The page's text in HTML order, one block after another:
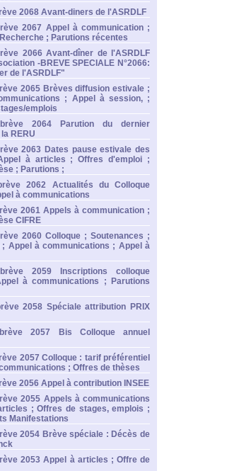
2068 Avant-diners de l'ASRDLF
2067 Appel à communication ;
; Parutions récentes
2066 Avant-dîner de l'ASRDLF
-BREVE SPECIALE N°2066:
de l'ASRDLF"
2065 Brèves diffusion estivale ;
; Appel à session, ;
emplois
2064 Parution du dernier
RERU
2063 Dates pause estivale des
à articles ; Offres d'emploi ;
; Parutions ;
2062 Actualités du Colloque
à communications
2061 Appels à communication ;
CIFRE
2060 Colloque ; Soutenances ;
; Appel à communications ; Appel à
2059 Inscriptions colloque
à communications ; Parutions
2058 Spéciale attribution PRIX
2057 Bis Colloque annuel
2057 Colloque : tarif préférentiel
; Offres de thèses
2056 Appel à contribution INSEE
2055 Appels à communications
; Offres de stages, emplois ;
Manifestations
2054 Brève spéciale : Décès de
2053 Appel à articles ; Offre de